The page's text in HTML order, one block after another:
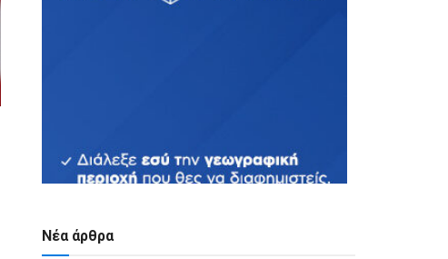
Νέα άρθρα